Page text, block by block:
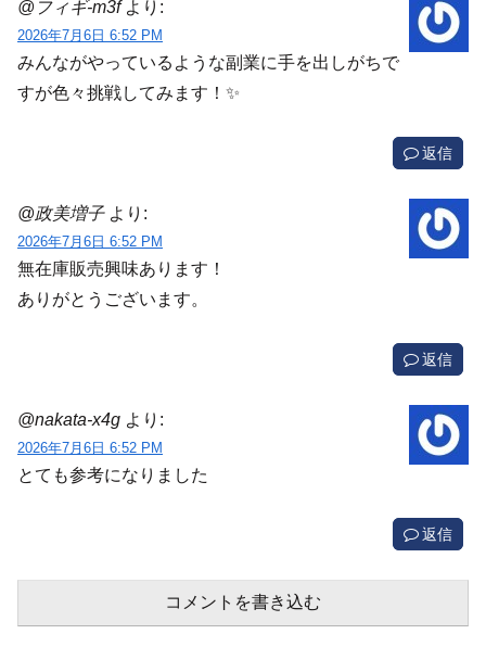
@フィギ-m3f より:
2026年7月6日 6:52 PM
みんながやっているような副業に手を出しがちで
すが色々挑戦してみます！✨
返信
@政美増子 より:
2026年7月6日 6:52 PM
無在庫販売興味あります！
ありがとうございます。
返信
@nakata-x4g より:
2026年7月6日 6:52 PM
とても参考になりました
返信
コメントを書き込む